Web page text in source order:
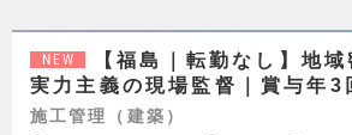
NEW
【福島｜転勤なし】地域
実力主義の現場監督｜賞与年
施工管理（建築）